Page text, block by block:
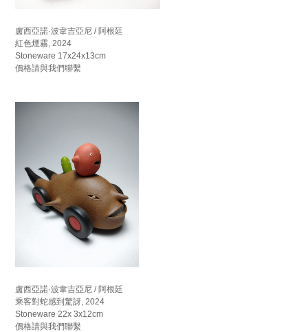
盧西亞諾·波韋吉亞尼 / 阿根廷
紅色煙霧, 2024
Stoneware 17x24x13cm
價格請與我們聯繫
盧西亞諾·波韋吉亞尼 / 阿根廷
乘客對蛇感到驚訝, 2024
Stoneware 22x 3x12cm
價格請與我們聯繫